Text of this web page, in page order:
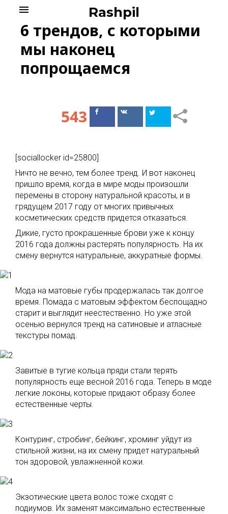
content
Rashpil
menu
6 трендов, с которыми
мы наконец
попрощаемся
543
ПоделитьсяПоделиться
[sociallocker id=25800]
Ничто не вечно, тем более тренд. И вот наконец
пришло время, когда в мире моды произошли
перемены в сторону натуральной красоты, и в
грядущем 2017 году от многих привычных
косметических средств придется отказаться.
Дикие, густо прокрашенные брови уже к концу
2016 года должны растерять популярность. На их
смену вернутся натуральные, аккуратные формы.
Мода на матовые губы продержалась так долгое
время. Помада с матовым эффектом беспощадно
старит и выглядит неестественно. Но уже этой
осенью вернулся тренд на сатиновые и атласные
текстуры помад.
Завитые в тугие кольца пряди стали терять
популярность еще весной 2016 года. Теперь в моде
легкие локоны, которые придают образу более
естественные черты.
Контуринг, стробинг, бейкинг, хроминг уйдут из
стильной жизни, на их смену придет натуральный
тон здоровой, увлажненной кожи.
Экзотические цвета волос тоже сходят с
подиумов. Их заменят максимально естественные